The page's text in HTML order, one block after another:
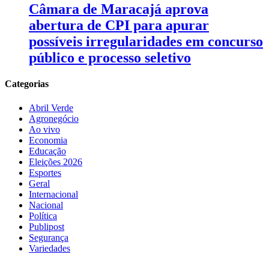
Câmara de Maracajá aprova
abertura de CPI para apurar
possíveis irregularidades em concurso
público e processo seletivo
Categorias
Abril Verde
Agronegócio
Ao vivo
Economia
Educação
Eleições 2026
Esportes
Geral
Internacional
Nacional
Política
Publipost
Segurança
Variedades